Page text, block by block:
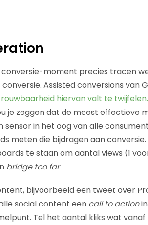
conversie-moment precies tracen
Assisted conversions van
hiervan valt te twijfelen.
je zeggen dat de meest effectieve
in het oog van alle
meten die bijdragen aan
te staan om aantal views (1
bridge too far.
bijvoorbeeld een tweet over
social content een call to actionin
Tel het aantal kliks wat